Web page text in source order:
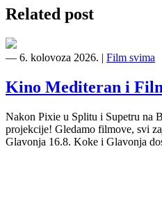
Related post
― 6. kolovoza 2026. | Film svima
Kino Mediteran i
Nakon Pixie u Splitu i Supetru na
projekcije! Gledamo filmove, svi
Glavonja 16.8. Koke i Glavonja